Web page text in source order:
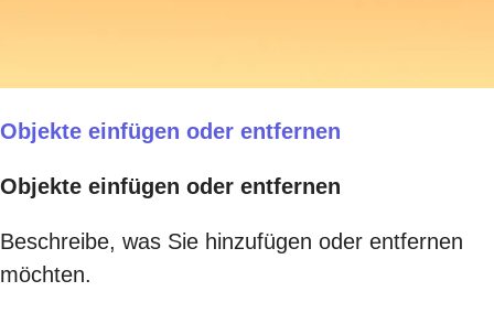
Objekte einfügen oder entfernen
Objekte einfügen oder entfernen
Beschreibe, was Sie hinzufügen oder entfernen
möchten.